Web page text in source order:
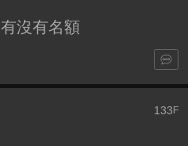
沒有名額
133F